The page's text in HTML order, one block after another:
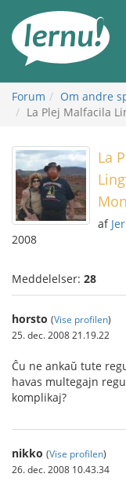
indholdet
Forum
Om andre
La Plej Malfacila
La
af
2008
Meddelelser: 28
horsto (Vise profilen)
25. dec. 2008 21.19.22
Ĉu ne ankaŭ tute
havas multegajn
komplikaj?
nikko (Vise profilen)
26. dec. 2008 10.43.34